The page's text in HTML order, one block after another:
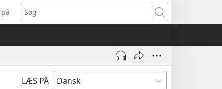
på
Søg
LÆS PÅ